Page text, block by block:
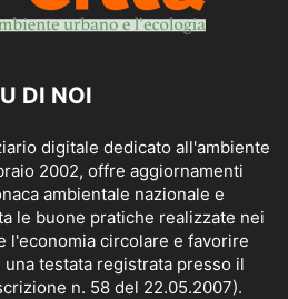
DI NOI
digitale dedicato all'ambiente
2002, offre aggiornamenti
ambientale nazionale e
le buone pratiche realizzate nei
l'economia circolare e favorire
testata registrata presso il
n. 58 del 22.05.2007).